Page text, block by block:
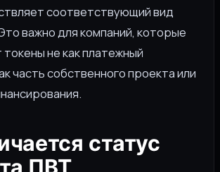
соответствующий вид
важно для компаний, которые
не как платежный
часть собственного проекта или
статус